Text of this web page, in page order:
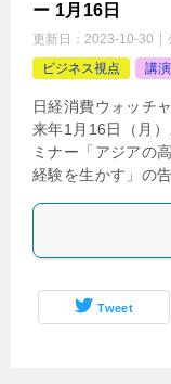
ー 1月16日
更新日： 2023-10-30
ビジネス視点
講演
日経消費ウォッチ
来年1月16日（月
ミナー「アジアの
経験を生かす」の
Tweet